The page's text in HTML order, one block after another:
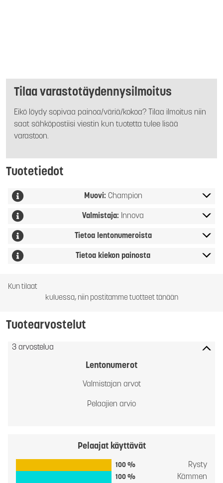
Tilaa varastotäydennysilmoitus
Eikö löydy sopivaa painoa/väriä/kokoa? Tilaa ilmoitus niin
saat sähköpostiisi viestin kun tuotetta tulee lisää
varastoon.
Tuotetiedot
Muovi: Champion
Valmistaja: Innova
Tietoa lentonumeroista
Tietoa kiekon painosta
Kun tilaat
kuluessa, niin postitamme tuotteet tänään
Tuotearvostelut
3 arvostelua
Lentonumerot
Valmistajan arvot
Pelaajien arvio
Pelaajat käyttävät
100 % Rysty
100 % Kämmen